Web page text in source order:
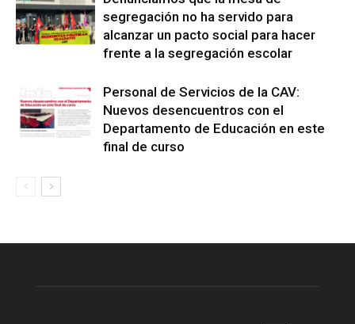
segregación no ha servido para
alcanzar un pacto social para hacer
frente a la segregación escolar
Personal de Servicios de la CAV:
Nuevos desencuentros con el
Departamento de Educación en este
final de curso